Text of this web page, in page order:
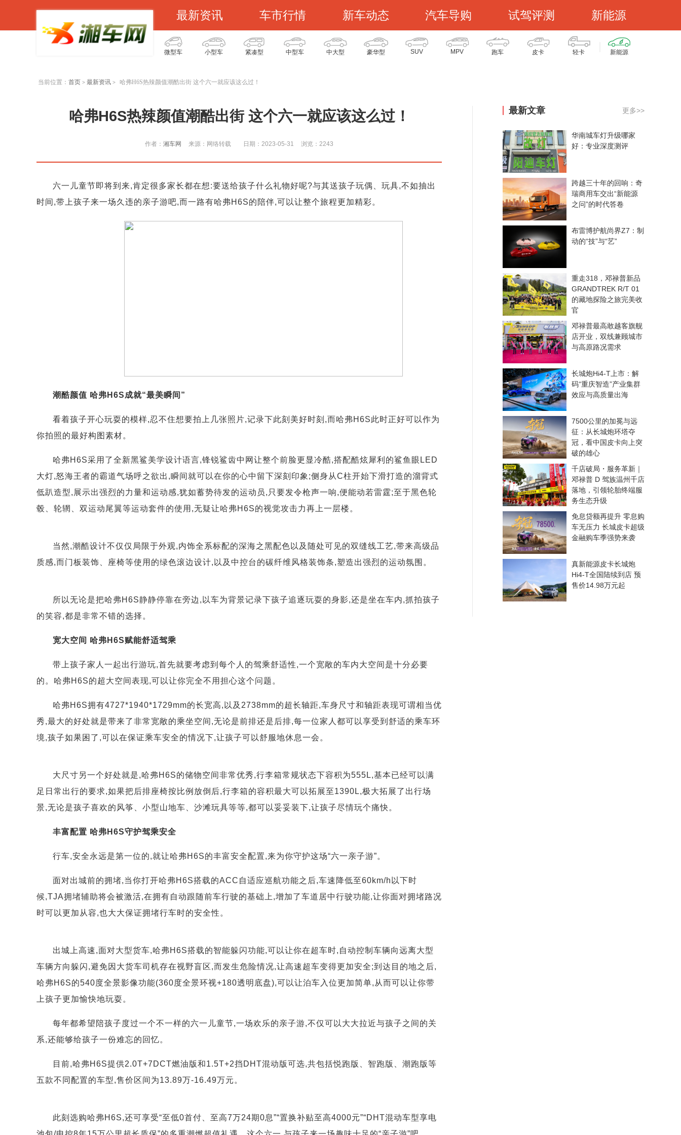
最新资讯 车市行情 新车动态 汽车导购 试驾评测 新能源
微型车 小型车 紧凑型 中型车 中大型 豪华型 SUV MPV 跑车 皮卡 轻卡 新能源
当前位置： 首页 > 最新资讯 > 哈弗H6S热辣颜值潮酷出街 这个六一就应该这么过！
哈弗H6S热辣颜值潮酷出街 这个六一就应该这么过！
作者： 湘车网 来源：网络转载 日期：2023-05-31 浏览：2243
六一儿童节即将到来,肯定很多家长都在想:要送给孩子什么礼物好呢?与其送孩子玩偶、玩具,不如抽出
时间,带上孩子来一场久违的亲子游吧,而一路有哈弗H6S的陪伴,可以让整个旅程更加精彩。
潮酷颜值 哈弗H6S成就“最美瞬间”
看着孩子开心玩耍的模样,忍不住想要拍上几张照片,记录下此刻美好时刻,而哈弗H6S此时正好可以作为
你拍照的最好构图素材。
哈弗H6S采用了全新黑鲨美学设计语言,锋锐鲨齿中网让整个前脸更显冷酷,搭配酷炫犀利的鲨鱼眼LED
大灯,怒海王者的霸道气场呼之欲出,瞬间就可以在你的心中留下深刻印象;侧身从C柱开始下滑打造的溜背式
低趴造型,展示出强烈的力量和运动感,犹如蓄势待发的运动员,只要发令枪声一响,便能动若雷霆;至于黑色轮
毂、轮辋、双运动尾翼等运动套件的使用,无疑让哈弗H6S的视觉攻击力再上一层楼。
当然,潮酷设计不仅仅局限于外观,内饰全系标配的深海之黑配色以及随处可见的双缝线工艺,带来高级品
质感,而门板装饰、座椅等使用的绿色滚边设计,以及中控台的碳纤维风格装饰条,塑造出强烈的运动氛围。
所以无论是把哈弗H6S静静停靠在旁边,以车为背景记录下孩子追逐玩耍的身影,还是坐在车内,抓拍孩子
的笑容,都是非常不错的选择。
宽大空间 哈弗H6S赋能舒适驾乘
带上孩子家人一起出行游玩,首先就要考虑到每个人的驾乘舒适性,一个宽敞的车内大空间是十分必要
的。哈弗H6S的超大空间表现,可以让你完全不用担心这个问题。
哈弗H6S拥有4727*1940*1729mm的长宽高,以及2738mm的超长轴距,车身尺寸和轴距表现可谓相当优
秀,最大的好处就是带来了非常宽敞的乘坐空间,无论是前排还是后排,每一位家人都可以享受到舒适的乘车环
境,孩子如果困了,可以在保证乘车安全的情况下,让孩子可以舒服地休息一会。
大尺寸另一个好处就是,哈弗H6S的储物空间非常优秀,行李箱常规状态下容积为555L,基本已经可以满
足日常出行的要求,如果把后排座椅按比例放倒后,行李箱的容积最大可以拓展至1390L,极大拓展了出行场
景,无论是孩子喜欢的风筝、小型山地车、沙滩玩具等等,都可以妥妥装下,让孩子尽情玩个痛快。
丰富配置 哈弗H6S守护驾乘安全
行车,安全永远是第一位的,就让哈弗H6S的丰富安全配置,来为你守护这场“六一亲子游”。
面对出城前的拥堵,当你打开哈弗H6S搭载的ACC自适应巡航功能之后,车速降低至60km/h以下时
候,TJA拥堵辅助将会被激活,在拥有自动跟随前车行驶的基础上,增加了车道居中行驶功能,让你面对拥堵路况
时可以更加从容,也大大保证拥堵行车时的安全性。
出城上高速,面对大型货车,哈弗H6S搭载的智能躲闪功能,可以让你在超车时,自动控制车辆向远离大型
车辆方向躲闪,避免因大货车司机存在视野盲区,而发生危险情况,让高速超车变得更加安全;到达目的地之后,
哈弗H6S的540度全景影像功能(360度全景环视+180透明底盘),可以让泊车入位更加简单,从而可以让你带
上孩子更加愉快地玩耍。
每年都希望陪孩子度过一个不一样的六一儿童节,一场欢乐的亲子游,不仅可以大大拉近与孩子之间的关
系,还能够给孩子一份难忘的回忆。
目前,哈弗H6S提供2.0T+7DCT燃油版和1.5T+2挡DHT混动版可选,共包括悦跑版、智跑版、潮跑版等
五款不同配置的车型,售价区间为13.89万-16.49万元。
此刻选购哈弗H6S,还可享受“至低0首付、至高7万24期0息”“置换补贴至高4000元”“DHT混动车型享电
最新文章 更多>>
华南城车灯升级哪家
好：专业深度测评
跨越三十年的回响：奇
瑞商用车交出“新能源
之问”的时代答卷
布雷博护航尚界Z7：制
动的“技”与“艺”
重走318，邓禄普新品
GRANDTREK R/T 01
的藏地探险之旅完美收
官
邓禄普最高敢越客旗舰
店开业，双线兼顾城市
与高原路况需求
长城炮Hi4-T上市：解
码“重庆智造”产业集群
效应与高质量出海
7500公里的加冕与远
征：从长城炮环塔夺
冠，看中国皮卡向上突
破的雄心
千店破局・服务革新｜
邓禄普 D 驾族温州千店
落地，引领轮胎终端服
务生态升级
免息贷额再提升 零息购
车无压力 长城皮卡超级
金融购车季强势来袭
真新能源皮卡长城炮
Hi4-T全国陆续到店 预
售价14.98万元起